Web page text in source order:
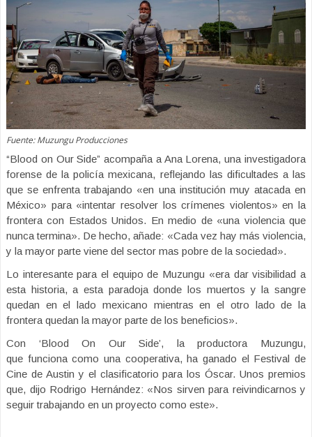
Fuente: Muzungu Producciones
“Blood on Our Side” acompaña a Ana Lorena, una investigadora
forense de la policía mexicana, reflejando las dificultades a las
que se enfrenta trabajando «en una institución muy atacada en
México» para «intentar resolver los crímenes violentos» en la
frontera con Estados Unidos. En medio de «una violencia que
nunca termina». De hecho, añade: «Cada vez hay más violencia,
y la mayor parte viene del sector mas pobre de la sociedad».
Lo interesante para el equipo de Muzungu «era dar visibilidad a
esta historia, a esta paradoja donde los muertos y la sangre
quedan en el lado mexicano mientras en el otro lado de la
frontera quedan la mayor parte de los beneficios».
Con ‘Blood On Our Side’, la productora Muzungu,
que funciona como una cooperativa, ha ganado el Festival de
Cine de Austin y el clasificatorio para los Óscar. Unos premios
que, dijo Rodrigo Hernández: «Nos sirven para reivindicarnos y
seguir trabajando en un proyecto como este».